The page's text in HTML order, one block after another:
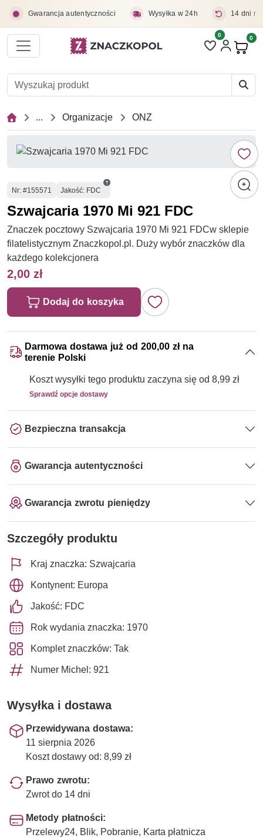
Gwarancja autentyczności Wysyłka w 24h 14 dni
Liczba pozycji
0 0
... Organizacje ONZ
Numer
Nr: #155571 Jakość: FDC
Szwajcaria 1970 Mi 921 FDC
Znaczek pocztowy Szwajcaria 1970 Mi 921 FDCw sklepie
filatelistycznym Znaczkopol.pl. Duży wybór znaczków dla
każdego kolekcjonera
2,00 zł
Dodaj do koszyka
Darmowa dostawa już od 200,00 zł na
terenie Polski
Koszt wysyłki tego produktu zaczyna się od 8,99 zł
Sprawdź opcje dostawy
Bezpieczna transakcja
Gwarancja autentyczności
Gwarancja zwrotu pieniędzy
Szczegóły produktu
Kraj znaczka: Szwajcaria
Kontynent: Europa
Jakość: FDC
Rok wydania znaczka: 1970
Komplet znaczków: Tak
Numer Michel: 921
Wysyłka i dostawa
Przewidywana dostawa:
11 sierpnia 2026
Koszt dostawy od: 8,99 zł
Prawo zwrotu:
Zwrot do 14 dni
Metody płatności:
Przelewy24, Blik, Pobranie, Karta płatnicza